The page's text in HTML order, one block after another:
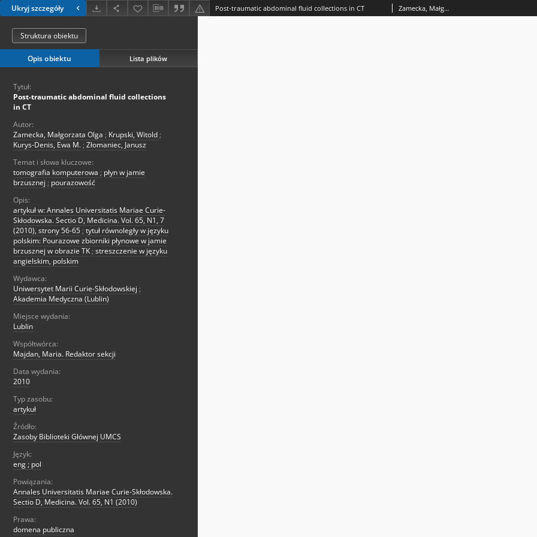
Ukryj szczegóły Post-traumatic abdominal fluid collections in CT Zamecka, Małgorzata Olga; Krupski, Witold; Kurys-Denis, Ewa M.; Złomaniec, Janusz
Struktura obiektu
Opis obiektu Lista plików
Tytuł:
Post-traumatic abdominal fluid collections
in CT
Autor:
Zamecka, Małgorzata Olga ; Krupski, Witold ;
Kurys-Denis, Ewa M. ; Złomaniec, Janusz
Temat i słowa kluczowe:
tomografia komputerowa ; płyn w jamie
brzusznej ; pourazowość
Opis:
artykuł w: Annales Universitatis Mariae Curie-
Skłodowska. Sectio D, Medicina. Vol. 65, N1, 7
(2010), strony 56-65 ; tytuł równoległy w języku
polskim: Pourazowe zbiorniki płynowe w jamie
brzusznej w obrazie TK ; streszczenie w języku
angielskim, polskim
Wydawca:
Uniwersytet Marii Curie-Skłodowskiej ;
Akademia Medyczna (Lublin)
Miejsce wydania:
Lublin
Współtwórca:
Majdan, Maria. Redaktor sekcji
Data wydania:
2010
Typ zasobu:
artykuł
Źródło:
Zasoby Biblioteki Głównej UMCS
Język:
eng ; pol
Powiązania:
Annales Universitatis Mariae Curie-Skłodowska.
Sectio D, Medicina. Vol. 65, N1 (2010)
Prawa:
domena publiczna